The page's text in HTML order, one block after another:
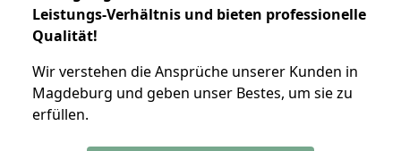
Leistungs-Verhältnis und bieten professionelle
Qualität!
Wir verstehen die Ansprüche unserer Kunden in
Magdeburg und geben unser Bestes, um sie zu
erfüllen.